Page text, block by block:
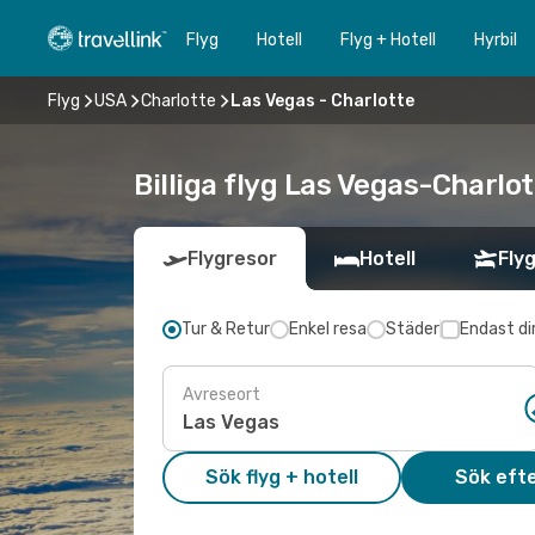
Flyg Hotell Flyg + Hotell Hyrbil
Flyg USA Charlotte Las Vegas - Charlotte
Billiga flyg Las Vegas-
Flygresor Hotell
Tur & Retur Enkel resa Städer Endast
Avreseort
Sök flyg + hotell Sök